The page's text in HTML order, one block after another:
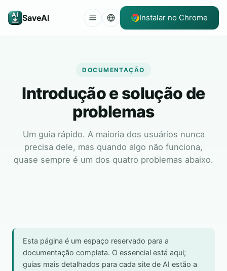
SaveAI Instalar no Chrome
DOCUMENTAÇÃO
Introdução e solução de
problemas
Um guia rápido. A maioria dos usuários nunca
precisa dele, mas quando algo não funciona,
quase sempre é um dos quatro problemas abaixo.
Esta página é um espaço reservado para a
documentação completa. O essencial está aqui;
guias mais detalhados para cada site de AI estão a